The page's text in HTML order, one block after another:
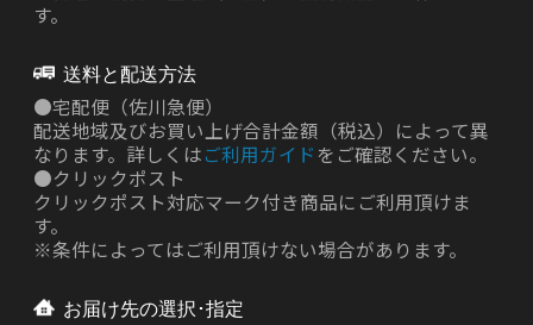
す。
送料と配送方法
●宅配便（佐川急便）
配送地域及びお買い上げ合計金額（税込）によって異
なります。詳しくはご利用ガイド をご確認ください。
●クリックポスト
クリックポスト対応マーク付き商品にご利用頂けま
す。
※条件によってはご利用頂けない場合があります。
お届け先の選択･指定